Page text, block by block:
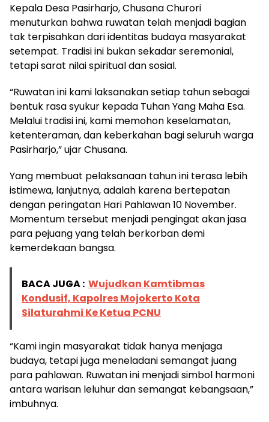
Kepala Desa Pasirharjo, Chusana Churori
menuturkan bahwa ruwatan telah menjadi bagian
tak terpisahkan dari identitas budaya masyarakat
setempat. Tradisi ini bukan sekadar seremonial,
tetapi sarat nilai spiritual dan sosial.
“Ruwatan ini kami laksanakan setiap tahun sebagai
bentuk rasa syukur kepada Tuhan Yang Maha Esa.
Melalui tradisi ini, kami memohon keselamatan,
ketenteraman, dan keberkahan bagi seluruh warga
Pasirharjo,” ujar Chusana.
Yang membuat pelaksanaan tahun ini terasa lebih
istimewa, lanjutnya, adalah karena bertepatan
dengan peringatan Hari Pahlawan 10 November.
Momentum tersebut menjadi pengingat akan jasa
para pejuang yang telah berkorban demi
kemerdekaan bangsa.
BACA JUGA : Wujudkan Kamtibmas
Kondusif, Kapolres Mojokerto Kota
Silaturahmi Ke Ketua PCNU
“Kami ingin masyarakat tidak hanya menjaga
budaya, tetapi juga meneladani semangat juang
para pahlawan. Ruwatan ini menjadi simbol harmoni
antara warisan leluhur dan semangat kebangsaan,”
imbuhnya.